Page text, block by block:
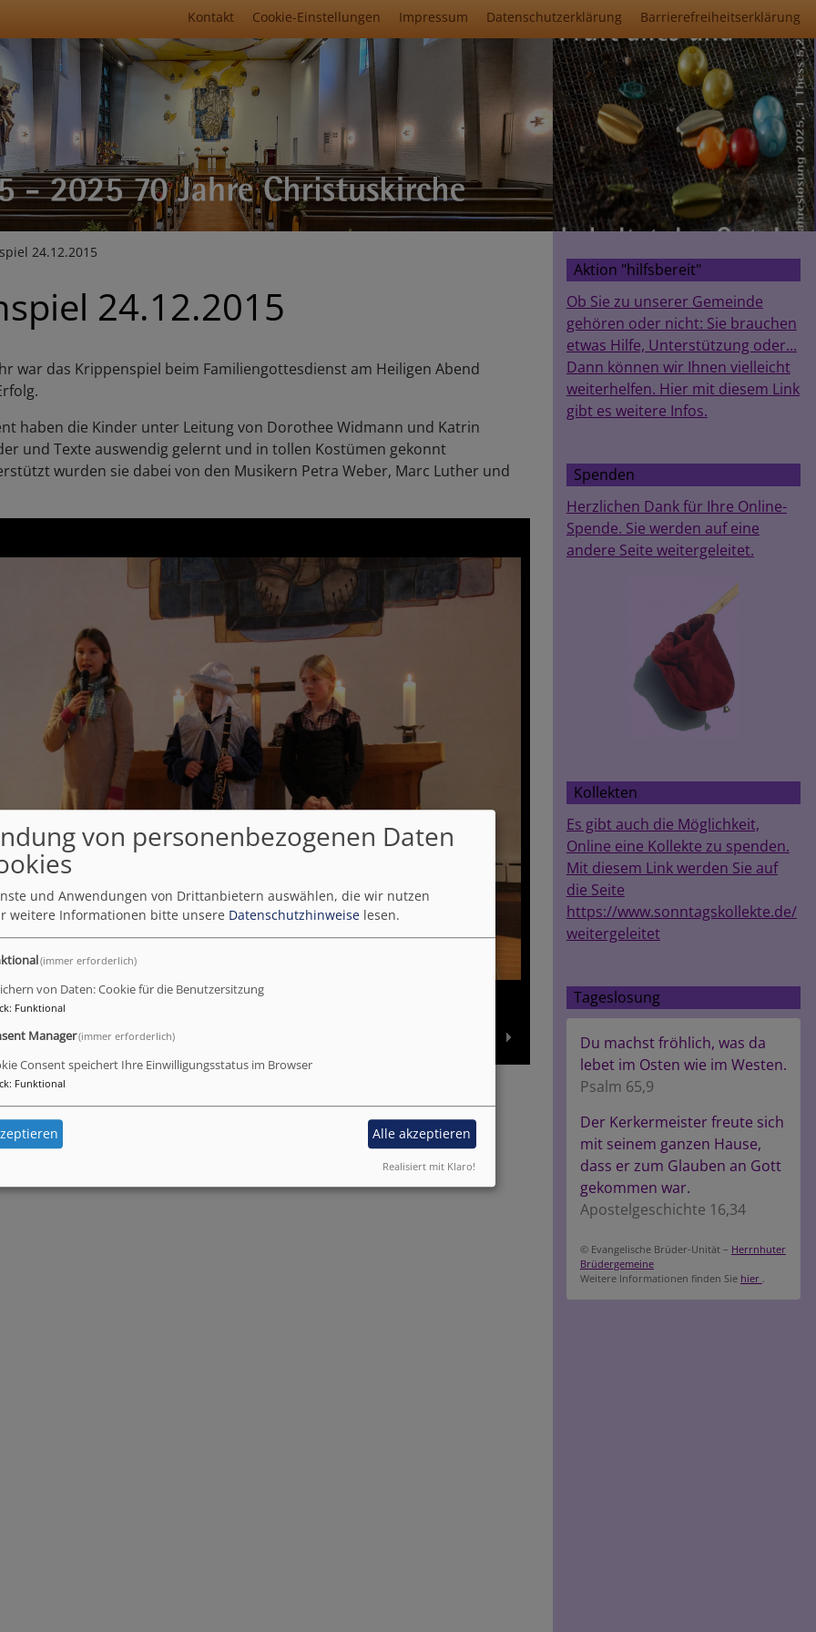
Fußbereichsmenü
Kontakt Cookie-Einstellungen Impressum Datenschutzerklärung Barrierefreiheitserklärung
24.12.2015
24.12.2015
war das Krippenspiel beim Familiengottesdienst am Heiligen Abend
haben die Kinder unter Leitung von Dorothee Widmann und Katrin
und Texte auswendig gelernt und in tollen Kostümen gekonnt
wurden sie dabei von den Musikern Petra Weber, Marc Luther und
Aktion "hilfsbereit"
Ob Sie zu unserer Gemeinde
gehören oder nicht: Sie brauchen
etwas Hilfe, Unterstützung oder...
Dann können wir Ihnen vielleicht
weiterhelfen. Hier mit diesem Link
gibt es weitere Infos.
Spenden
Herzlichen Dank für Ihre Online-
Spende. Sie werden auf eine
andere Seite weitergeleitet.
Kollekten
Es gibt auch die Möglichkeit,
Online eine Kollekte zu spenden.
Mit diesem Link werden Sie auf
die Seite
https://www.sonntagskollekte.de/
weitergeleitet
Tageslosung
Du machst fröhlich, was da
lebet im Osten wie im Westen.
Psalm 65,9
Der Kerkermeister freute sich
mit seinem ganzen Hause,
dass er zum Glauben an Gott
gekommen war.
Apostelgeschichte 16,34
© Evangelische Brüder-Unität – Herrnhuter
Brüdergemeine
Weitere Informationen finden Sie hier .
von personenbezogenen Daten
und Anwendungen von Drittanbietern auswählen, die wir nutzen
weitere Informationen bitte unsere Datenschutzhinweise lesen.
(immer erforderlich)
von Daten: Cookie für die Benutzersitzung
: Funktional
Manager(immer erforderlich)
Consent speichert Ihre Einwilligungsstatus im Browser
: Funktional
Alle akzeptieren
Realisiert mit Klaro!